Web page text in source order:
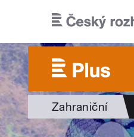
Zahraniční